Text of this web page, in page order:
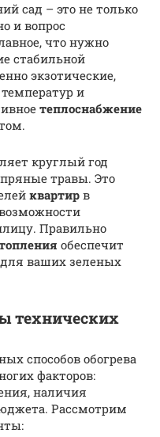
сад – это не только
и вопрос
что нужно
стабильной
экзотические,
и
теплоснабжение
круглый год
травы. Это
квартир в
Правильно
обеспечит
для ваших зеленых
технических
способов обогрева
факторов:
наличия
Рассмотрим